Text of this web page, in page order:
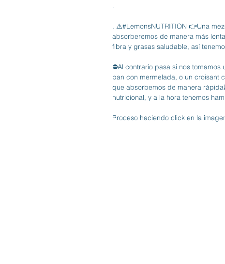
.
. ⚠️#LemonsNUTRITION 👉Una
absorberemos de manera más
fibra y grasas saludable, así
⛔️Al contrario pasa si nos
pan con mermelada, o un croisant
que absorbemos de manera
nutricional, y a la hora tenemos
Proceso haciendo click en la